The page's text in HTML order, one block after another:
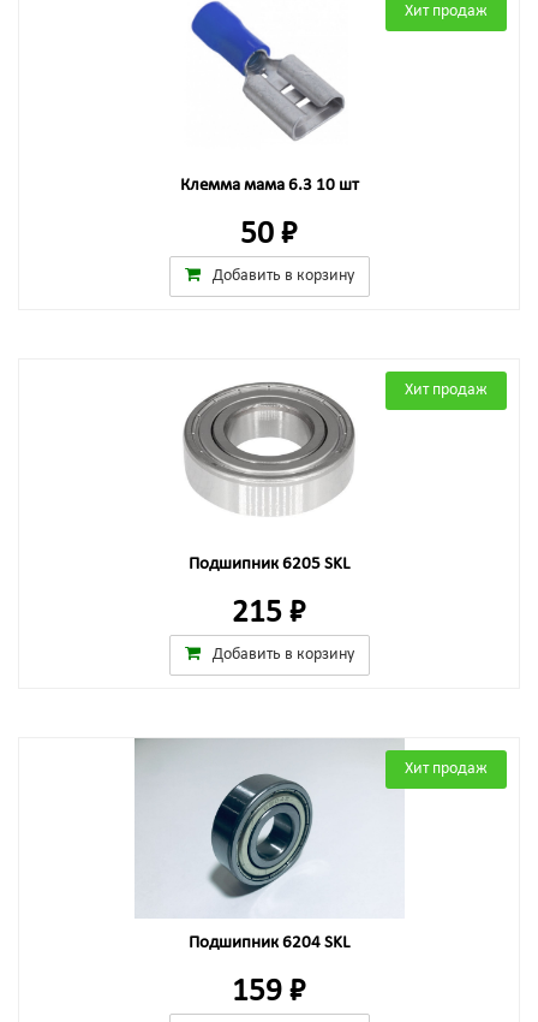
Хит продаж
Клемма мама 6.3 10 шт
50 ₽
Добавить в корзину
Хит продаж
Подшипник 6205 SKL
215 ₽
Добавить в корзину
Хит продаж
Подшипник 6204 SKL
159 ₽